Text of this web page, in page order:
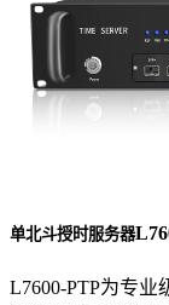
单北斗授时服务器
L7600-PTP为专业